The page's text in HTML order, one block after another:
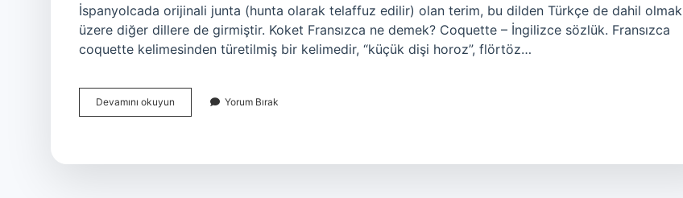
İspanyolcada orijinali junta (hunta olarak telaffuz edilir) olan terim, bu dilden Türkçe de dahil olmak
üzere diğer dillere de girmiştir. Koket Fransızca ne demek? Coquette – İngilizce sözlük. Fransızca
coquette kelimesinden türetilmiş bir kelimedir, “küçük dişi horoz”, flörtöz…
Devamını okuyun
Hangi
Yorum Bırak